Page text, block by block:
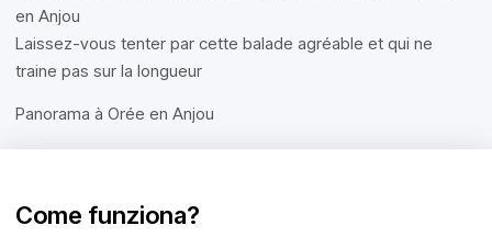
en Anjou
Laissez-vous tenter par cette balade agréable et qui ne
traine pas sur la longueur
Panorama à Orée en Anjou
Come funziona?